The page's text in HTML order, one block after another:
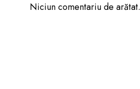
Niciun comentariu de arătat.